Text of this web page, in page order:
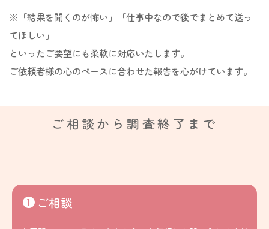
※「結果を聞くのが怖い」「仕事中なので後でまとめて送っ
てほしい」
といったご要望にも柔軟に対応いたします。
ご依頼者様の心のペースに合わせた報告を心がけています。
ご相談から調査終了まで
ご相談